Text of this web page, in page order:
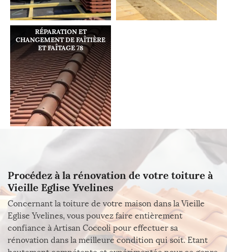
RÉPARATION ET
CHANGEMENT DE FAÎTIÈRE
ET FAÎTAGE 78
Procédez à la rénovation de votre toiture à
Vieille Eglise Yvelines
Concernant la toiture de votre maison dans la Vieille
Eglise Yvelines, vous pouvez faire entièrement
confiance à Artisan Coccoli pour effectuer sa
rénovation dans la meilleure condition qui soit. Etant